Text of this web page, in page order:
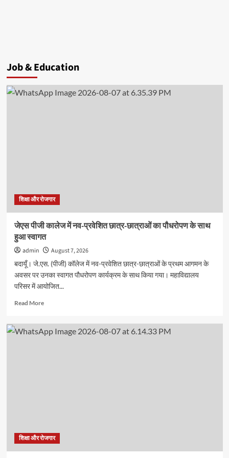
Job & Education
शिक्षा और रोजगार
जेएस पीजी कालेज में नव-प्रवेशित छात्र-छात्राओं का पौधरोपण के साथ
हुआ स्वागत
admin
August 7, 2026
बदायूँ। जे.एस. (पीजी) कॉलेज में नव-प्रवेशित छात्र-छात्राओं के प्रथम आगमन के
अवसर पर उनका स्वागत पौधरोपण कार्यक्रम के साथ किया गया। महाविद्यालय
परिसर में आयोजित...
Read MoreRead
जेएस
साथ
शिक्षा और रोजगार